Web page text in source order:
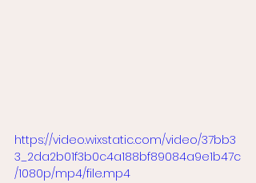
https://video.wixstatic.com/video/37bb3
3_2da2b01f3b0c4a188bf89084a9e1b47c
/1080p/mp4/file.mp4